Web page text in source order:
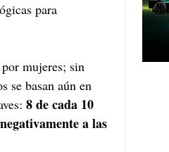
para
mujeres; sin
se basan aún en
8 de cada 10
a las